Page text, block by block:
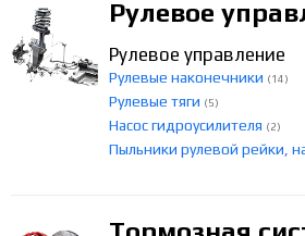
Рулевое
Рулевое управление
Рулевые наконечники (14)
Рулевые тяги (5)
Насос гидроусилителя (2)
Пыльники рулевой рейки,